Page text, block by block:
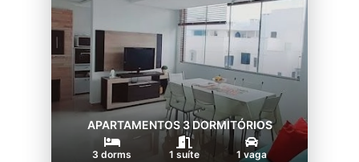
APARTAMENTOS 3 DORMITÓRIOS
3 dorms 1 suíte 1 vaga